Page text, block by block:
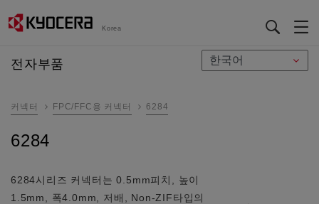
Korea
전자부품
커넥터 FPC/FFC용 커넥터 6284
6284
6284시리즈 커넥터는 0.5mm피치, 높이
1.5mm, 폭4.0mm, 저배, Non-ZIF타입의